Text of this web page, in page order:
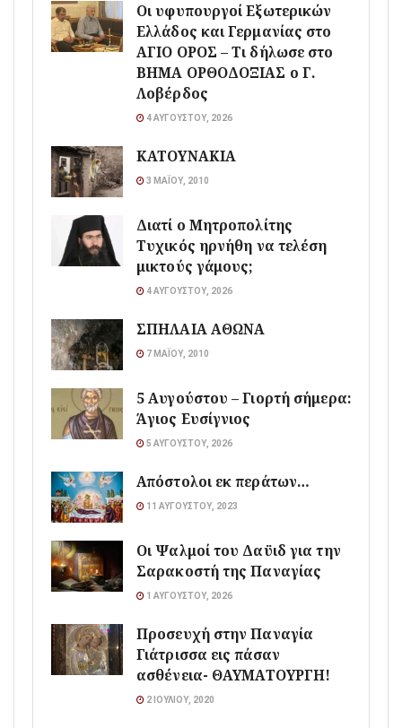
Οι υφυπουργοί Εξωτερικών
Ελλάδος και Γερμανίας στο
ΑΓΙΟ ΟΡΟΣ – Τι δήλωσε στο
ΒΗΜΑ ΟΡΘΟΔΟΞΙΑΣ ο Γ.
Λοβέρδος
4 ΑΥΓΟΎΣΤΟΥ, 2026
ΚΑΤΟΥΝΑΚΙΑ
3 ΜΑΪ́ΟΥ, 2010
Διατί ο Μητροπολίτης
Τυχικός ηρνήθη να τελέση
μικτούς γάμους;
4 ΑΥΓΟΎΣΤΟΥ, 2026
ΣΠΗΛΑΙΑ ΑΘΩΝΑ
7 ΜΑΪ́ΟΥ, 2010
5 Αυγούστου – Γιορτή σήμερα:
Άγιος Ευσίγνιος
5 ΑΥΓΟΎΣΤΟΥ, 2026
Απόστολοι εκ περάτων…
11 ΑΥΓΟΎΣΤΟΥ, 2023
Οι Ψαλμοί του Δαϋιδ για την
Σαρακοστή της Παναγίας
1 ΑΥΓΟΎΣΤΟΥ, 2026
Προσευχή στην Παναγία
Γιάτρισσα εις πάσαν
ασθένεια- ΘΑΥΜΑΤΟΥΡΓΗ!
2 ΙΟΥΛΊΟΥ, 2020